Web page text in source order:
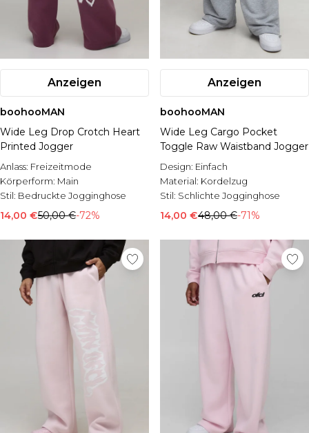
Anzeigen
boohooMAN
Wide Leg Drop Crotch Heart
Printed Jogger
Anlass: Freizeitmode
Körperform: Main
Stil: Bedruckte Jogginghose
14,00 €50,00 €-72%
Anzeigen
boohooMAN
Wide Leg Cargo Pocket
Toggle Raw Waistband Jogger
Design: Einfach
Material: Kordelzug
Stil: Schlichte Jogginghose
14,00 €48,00 €-71%